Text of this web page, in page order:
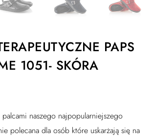
PAPS
1051- SKÓRA
naszego najpopularniejszego
polecana dla osób które uskarżają się na